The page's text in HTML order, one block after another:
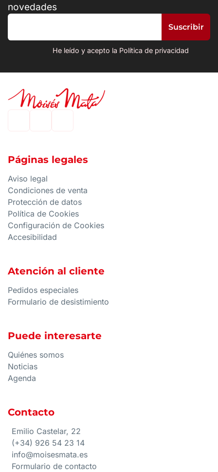
novedades
He leído y acepto la Política de privacidad
Páginas legales
Aviso legal
Condiciones de venta
Protección de datos
Política de Cookies
Configuración de Cookies
Accesibilidad
Atención al cliente
Pedidos especiales
Formulario de desistimiento
Puede interesarte
Quiénes somos
Noticias
Agenda
Contacto
Emilio Castelar, 22
(+34) 926 54 23 14
info@moisesmata.es
Formulario de contacto